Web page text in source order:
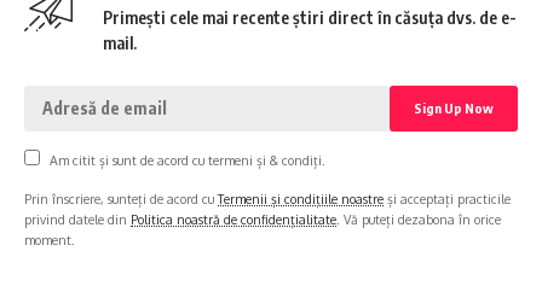
Primești cele mai recente știri direct în căsuța dvs. de e-
mail.
Am citit și sunt de acord cu termeni și & condiți.
Prin înscriere, sunteți de acord cuTermenii și condițiile noastre și acceptați practicile
privind datele din Politica noastră de confidențialitate . Vă puteți dezabona în orice
moment.